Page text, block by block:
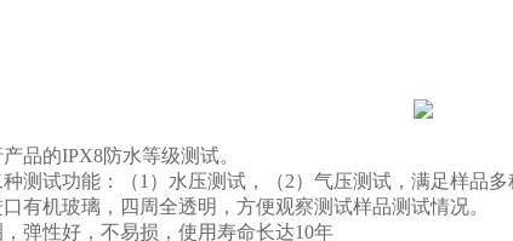
品的IPX8防水等级测试。
测试功能：（1 ）水压测试，（2）气压测试，满足样品多
有机玻璃，四周全透明，方便观察测试样品测试情况。
弹性好，不易损，使用寿命长达10年